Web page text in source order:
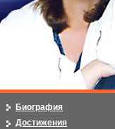
Биография
Достижения